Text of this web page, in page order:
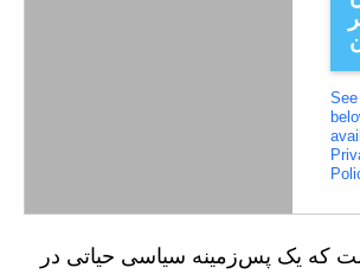
که یک پس‌زمینه سیاسی حیاتی در